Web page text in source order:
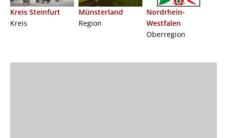
Kreis Steinfurt
Kreis
Münsterland
Region
Nordrhein-
Westfalen
Oberregion